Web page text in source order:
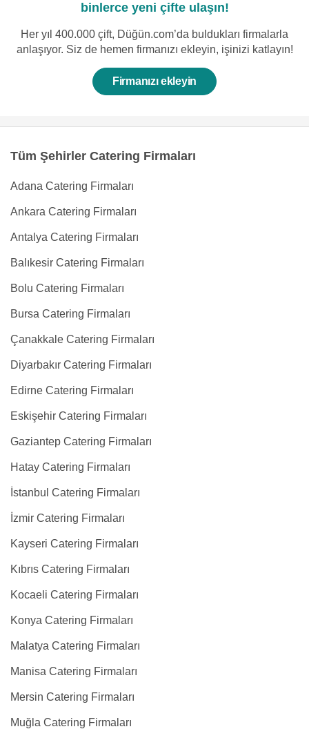
binlerce yeni çifte ulaşın!
Her yıl 400.000 çift, Düğün.com’da buldukları firmalarla
anlaşıyor. Siz de hemen firmanızı ekleyin, işinizi katlayın!
Firmanızı ekleyin
Tüm Şehirler Catering Firmaları
Adana Catering Firmaları
Ankara Catering Firmaları
Antalya Catering Firmaları
Balıkesir Catering Firmaları
Bolu Catering Firmaları
Bursa Catering Firmaları
Çanakkale Catering Firmaları
Diyarbakır Catering Firmaları
Edirne Catering Firmaları
Eskişehir Catering Firmaları
Gaziantep Catering Firmaları
Hatay Catering Firmaları
İstanbul Catering Firmaları
İzmir Catering Firmaları
Kayseri Catering Firmaları
Kıbrıs Catering Firmaları
Kocaeli Catering Firmaları
Konya Catering Firmaları
Malatya Catering Firmaları
Manisa Catering Firmaları
Mersin Catering Firmaları
Muğla Catering Firmaları